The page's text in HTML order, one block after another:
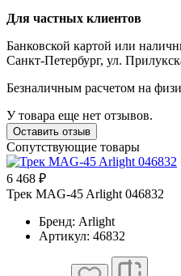
Для частных клиентов
Банковской картой или
Санкт-Петербург, ул.
Безналичным расчетом на
У товара еще нет отзывов.
Оставить отзыв
Сопутствующие товары
6 468 ₽
Трек MAG-45 Arlight 046832
Бренд: Arlight
Артикул: 46832